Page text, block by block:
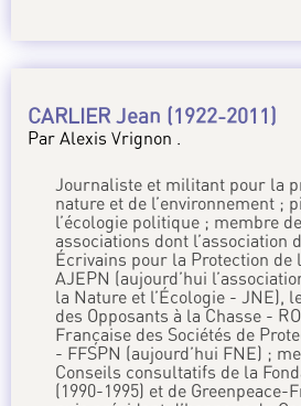
CARLIER Jean (1922-2011)
Par Alexis Vrignon .
Journaliste et militant pour la
nature et de l’environnement ;
l’écologie politique ; membre
associations dont l’association
Écrivains pour la Protection de
AJEPN (aujourd’hui
la Nature et l’Écologie - JNE),
des Opposants à la Chasse -
Française des Sociétés de
- FFSPN (aujourd’hui FNE) ;
Conseils consultatifs de la
(1990-1995) et de Greenpeace-